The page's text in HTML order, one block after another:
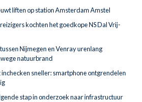
liften op station Amsterdam Amstel
kochten het goedkope NS Dal Vrij-
Nijmegen en Venray urenlang
natuurbrand
sneller: smartphone ontgrendelen
stap in onderzoek naar infrastructuur